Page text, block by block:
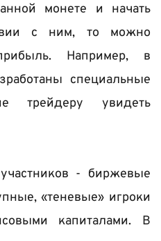
монете и начать
с ним, то можно
Например, в
специальные
трейдеру увидеть
- биржевые
«теневые» игроки
капиталами. В